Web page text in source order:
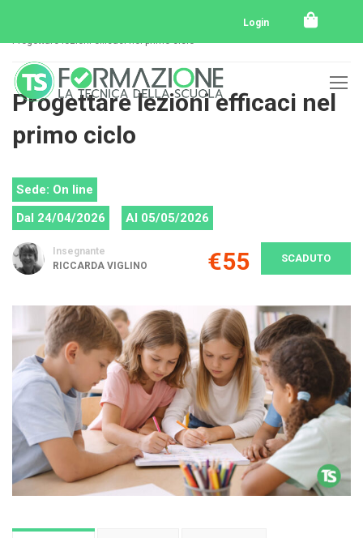
Login
Progettare lezioni efficaci nel primo ciclo
Progettare lezioni efficaci nel
primo ciclo
Sede: On line
Dal 24/04/2026
Al 05/05/2026
Insegnante
RICCARDA VIGLINO
€55 SCADUTO